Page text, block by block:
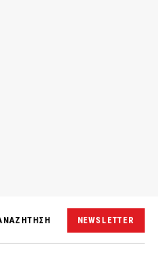
NEWSLETTER